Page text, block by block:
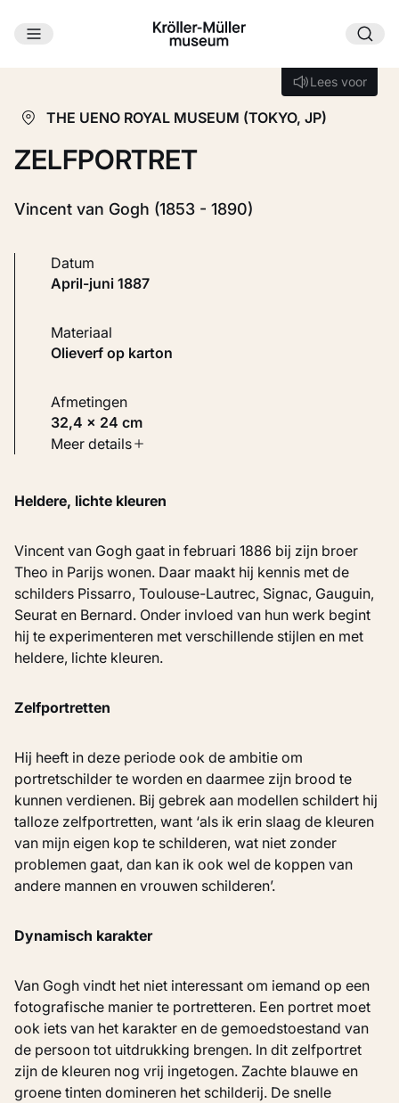
Ga naar hoofdinhoud
Lees voor
Lees voor
THE UENO ROYAL MUSEUM (TOKYO, JP)
ZELFPORTRET
Vincent van Gogh (1853 - 1890)
Datum
april-juni 1887
Materiaal
Olieverf op karton
Afmetingen
32,4 × 24 cm
Soort werk
Inventarisnummer
Meer details
Heldere, lichte kleuren
Vincent van Gogh gaat in februari 1886 bij zijn broer
Theo in Parijs wonen. Daar maakt hij kennis met de
schilders Pissarro, Toulouse-Lautrec, Signac, Gauguin,
Seurat en Bernard. Onder invloed van hun werk begint
hij te experimenteren met verschillende stijlen en met
heldere, lichte kleuren.
Zelfportretten
Hij heeft in deze periode ook de ambitie om
portretschilder te worden en daarmee zijn brood te
kunnen verdienen. Bij gebrek aan modellen schildert hij
talloze zelfportretten, want ‘als ik erin slaag de kleuren
van mijn eigen kop te schilderen, wat niet zonder
problemen gaat, dan kan ik ook wel de koppen van
andere mannen en vrouwen schilderen’.
Dynamisch karakter
Van Gogh vindt het niet interessant om iemand op een
fotografische manier te portretteren. Een portret moet
ook iets van het karakter en de gemoedstoestand van
de persoon tot uitdrukking brengen. In dit zelfportret
zijn de kleuren nog vrij ingetogen. Zachte blauwe en
groene tinten domineren het schilderij. De snelle